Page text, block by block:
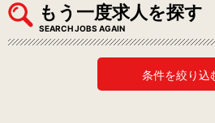
もう一度求人を探す
SEARCH JOBS AGAIN
条件を絞り込